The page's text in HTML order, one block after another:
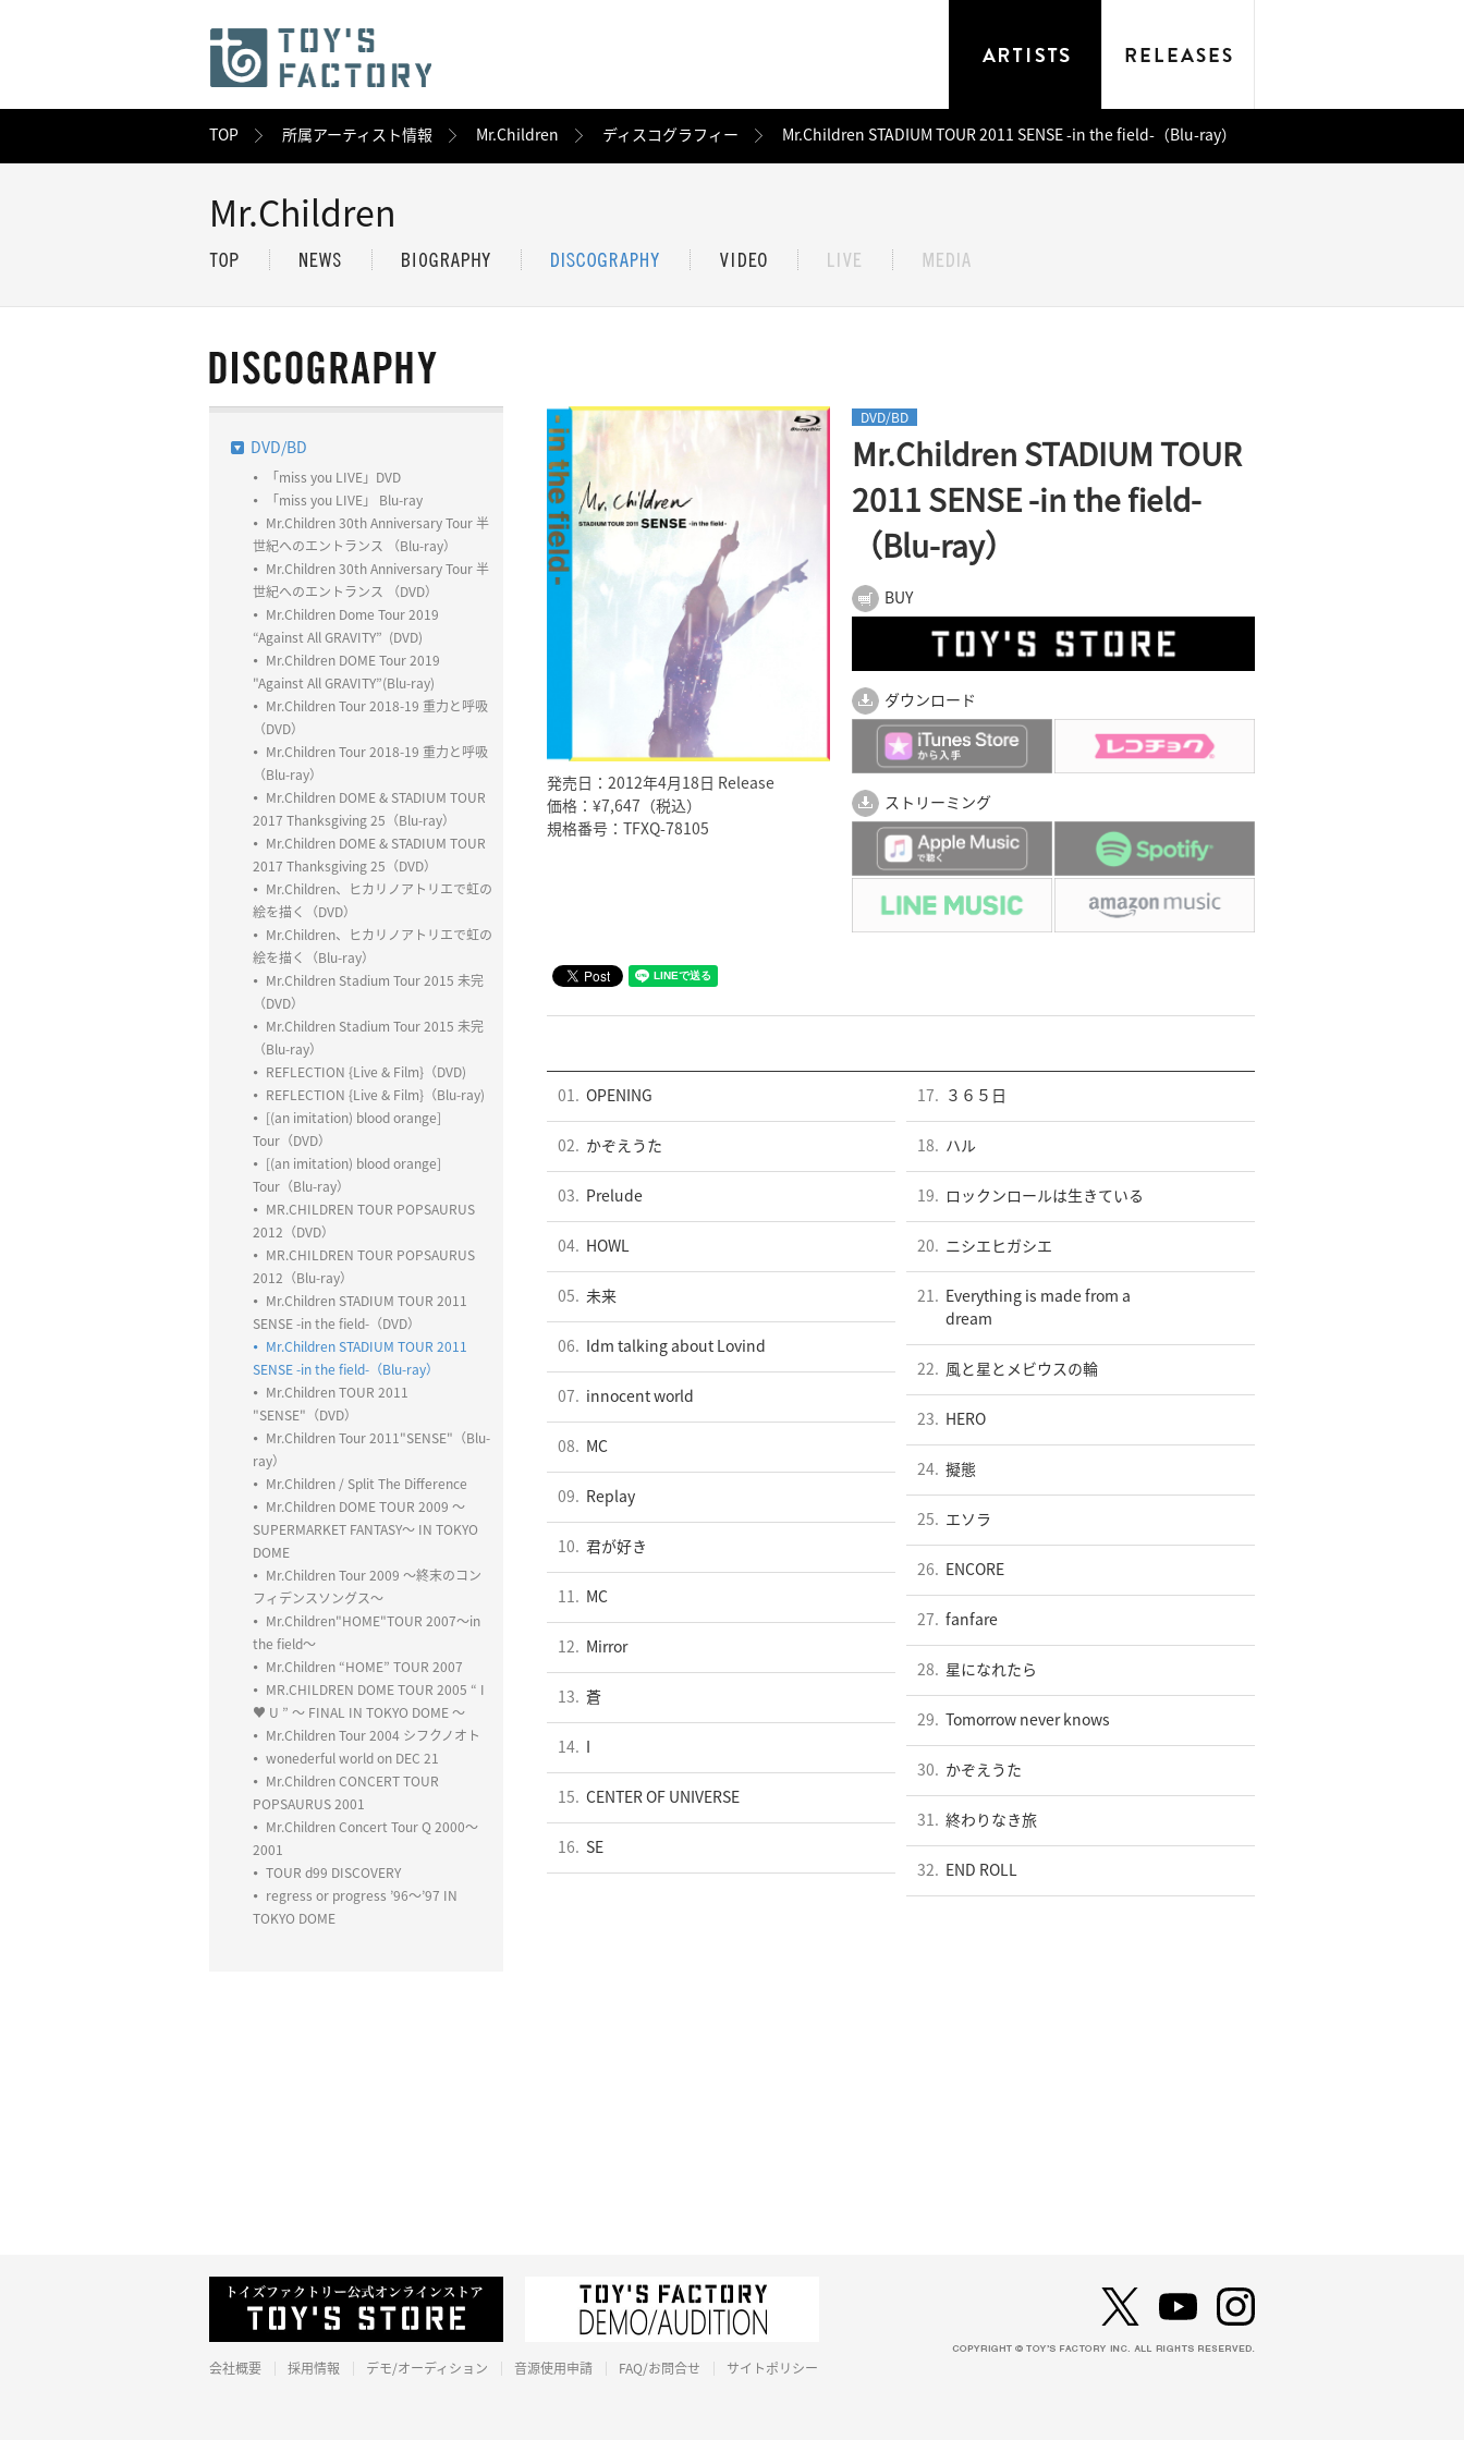
TOP 所属アーティスト情報 Mr.Children ディスコグラフィー Mr.Children STADIUM TOUR 2011 SENSE -in the field-（Blu-ray）
Mr.Children
DVD/BD
「miss you LIVE」DVD
「miss you LIVE」 Blu-ray
Mr.Children 30th Anniversary Tour 半
世紀へのエントランス （Blu-ray）
Mr.Children 30th Anniversary Tour 半
世紀へのエントランス （DVD）
Mr.Children Dome Tour 2019
“Against All GRAVITY” (DVD)
Mr.Children DOME Tour 2019
"Against All GRAVITY”(Blu-ray)
Mr.Children Tour 2018-19 重力と呼吸
（DVD）
Mr.Children Tour 2018-19 重力と呼吸
（Blu-ray）
Mr.Children DOME & STADIUM TOUR
2017 Thanksgiving 25（Blu-ray）
Mr.Children DOME & STADIUM TOUR
2017 Thanksgiving 25（DVD）
Mr.Children、ヒカリノアトリエで虹の
絵を描く（DVD）
Mr.Children、ヒカリノアトリエで虹の
絵を描く（Blu-ray）
Mr.Children Stadium Tour 2015 未完
（DVD）
Mr.Children Stadium Tour 2015 未完
（Blu-ray）
REFLECTION {Live & Film}（DVD)
REFLECTION {Live & Film}（Blu-ray)
[(an imitation) blood orange]
Tour（DVD）
[(an imitation) blood orange]
Tour（Blu-ray）
MR.CHILDREN TOUR POPSAURUS
2012（DVD）
MR.CHILDREN TOUR POPSAURUS
2012（Blu-ray）
Mr.Children STADIUM TOUR 2011
SENSE -in the field-（DVD）
Mr.Children STADIUM TOUR 2011
SENSE -in the field-（Blu-ray）
Mr.Children TOUR 2011
"SENSE"（DVD）
Mr.Children Tour 2011"SENSE"（Blu-
ray）
Mr.Children / Split The Difference
Mr.Children DOME TOUR 2009 〜
SUPERMARKET FANTASY〜 IN TOKYO
DOME
Mr.Children Tour 2009 ～終末のコン
フィデンスソングス～
Mr.Children"HOME"TOUR 2007～in
the field～
Mr.Children “HOME” TOUR 2007
MR.CHILDREN DOME TOUR 2005 “ I
♥ U ” ～ FINAL IN TOKYO DOME ～
Mr.Children Tour 2004 シフクノオト
wonederful world on DEC 21
Mr.Children CONCERT TOUR
POPSAURUS 2001
Mr.Children Concert Tour Q 2000～
2001
TOUR d99 DISCOVERY
regress or progress ’96～’97 IN
TOKYO DOME
発売日：2012年4月18日 Release
価格：¥7,647（税込）
規格番号：TFXQ-78105
DVD/BD
Mr.Children STADIUM TOUR
2011 SENSE -in the field-
（Blu-ray）
BUY
ダウンロード
ストリーミング
01. OPENING
02. かぞえうた
03. Prelude
04. HOWL
05. 未来
06. Idm talking about Lovind
07. innocent world
08. MC
09. Replay
10. 君が好き
11. MC
12. Mirror
13. 蒼
14.
15. CENTER OF UNIVERSE
16. SE
17. ３６５日
18. ハル
19. ロックンロールは生きている
20. ニシエヒガシエ
21.
Everything is made from a
dream
22. 風と星とメビウスの輪
23. HERO
24. 擬態
25. エソラ
26. ENCORE
27. fanfare
28. 星になれたら
29. Tomorrow never knows
30. かぞえうた
31. 終わりなき旅
32. END ROLL
会社概要 採用情報 デモ/オーディション 音源使用申請 FAQ/お問合せ サイトポリシー